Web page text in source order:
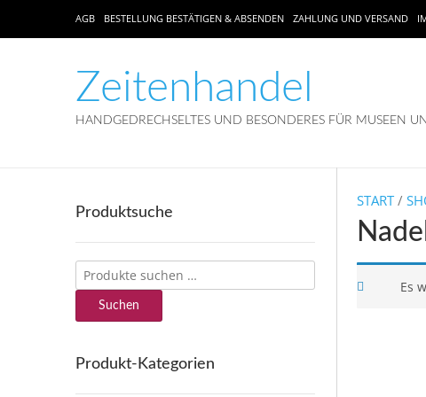
AGB BESTELLUNG BESTÄTIGEN & ABSENDEN ZAHLUNG UND VERSAND
Zeitenhandel
HANDGEDRECHSELTES UND BESONDERES FÜR MUSEEN
START/
Es
Produktsuche
Suchen
nach:
Suchen
Produkt-Kategorien